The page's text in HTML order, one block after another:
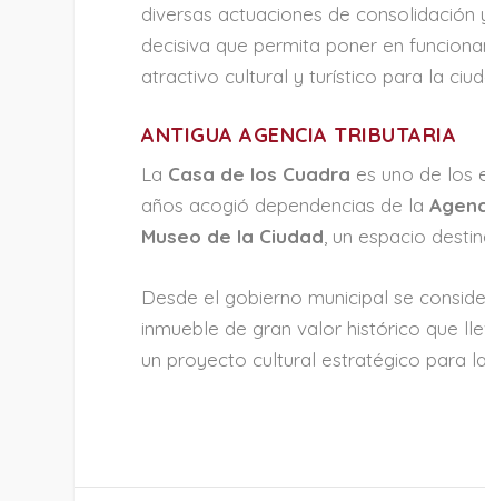
diversas actuaciones de
decisiva que permita poner en
atractivo cultural y turístico para la
ANTIGUA AGENCIA TRIBUTARIA
La Casa de los Cuadra es uno de los
años acogió dependencias de la
Museo de la Ciudad , un espacio
Desde el gobierno municipal se
inmueble de gran valor histórico que
un proyecto cultural estratégico para